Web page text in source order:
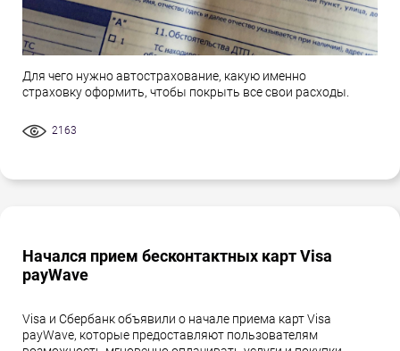
Для чего нужно автострахование, какую именно
страховку оформить, чтобы покрыть все свои расходы.
2163
Начался прием бесконтактных карт Visa
payWave
Visa и Сбербанк объявили о начале приема карт Visa
payWave, которые предоставляют пользователям